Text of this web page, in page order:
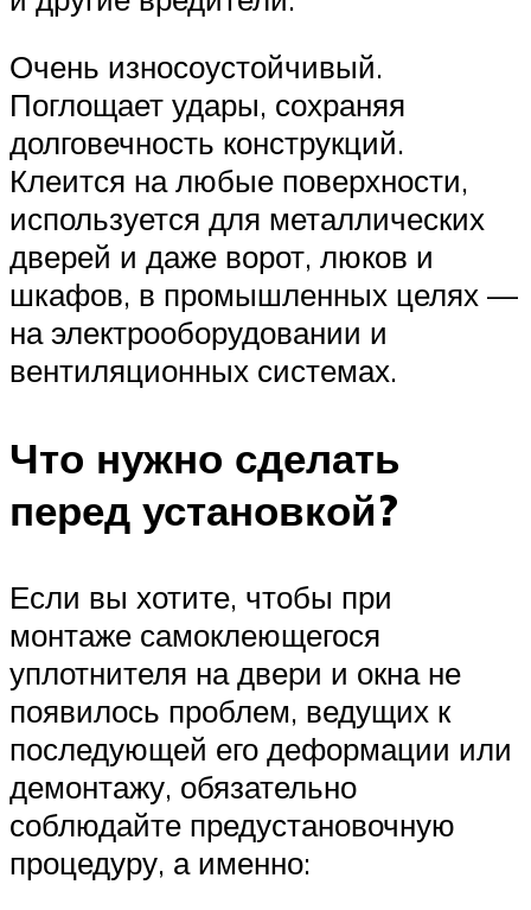
Очень износоустойчивый.
Поглощает удары, сохраняя
долговечность конструкций.
Клеится на любые поверхности,
используется для металлических
дверей и даже ворот, люков и
шкафов, в промышленных целях —
на электрооборудовании и
вентиляционных системах.
Что нужно сделать
перед установкой?
Если вы хотите, чтобы при
монтаже самоклеющегося
уплотнителя на двери и окна не
появилось проблем, ведущих к
последующей его деформации или
демонтажу, обязательно
соблюдайте предустановочную
процедуру, а именно: